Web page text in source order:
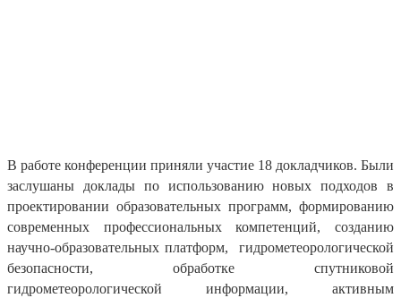
В работе конференции приняли участие 18 докладчиков. Были
заслушаны доклады по использованию новых подходов в
проектировании образовательных программ, формированию
современных профессиональных компетенций, созданию
научно-образовательных платформ, гидрометеорологической
безопасности, обработке спутниковой
гидрометеорологической информации, активным